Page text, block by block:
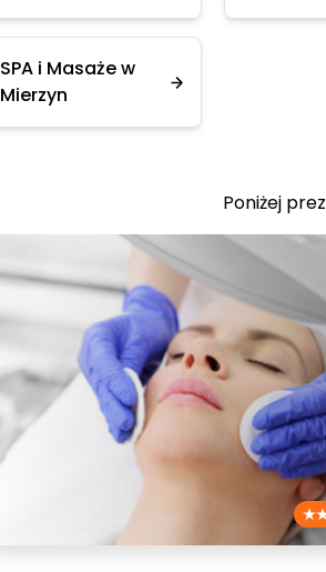
SPA i Masaże w
Mierzyn
Poniżej